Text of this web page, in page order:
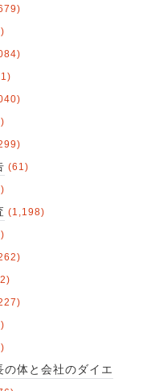
(61)
(1,198)
の体と会社のダイエ